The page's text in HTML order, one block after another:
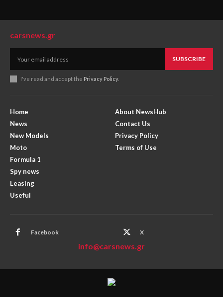
carsnews.gr
SUBSCRIBE
I've read and accept the Privacy Policy.
Home
News
New Models
Moto
Formula 1
Spy news
Leasing
Useful
About NewsHub
Contact Us
Privacy Policy
Terms of Use
Facebook X
info@carsnews.gr